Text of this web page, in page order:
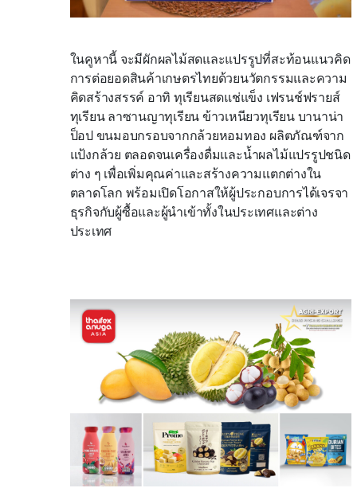
ในคูหานี้ จะมีผักผลไม้สดและแปรรูปที่สะท้อนแนวคิด
การต่อยอดสินค้าเกษตรไทยด้วยนวัตกรรมและความ
คิดสร้างสรรค์ อาทิ ทุเรียนสดแช่แข็ง เฟรนช์ฟรายส์
ทุเรียน ลาซานญาทุเรียน ข้าวเหนียวทุเรียน บานาน่า
ป็อป ขนมอบกรอบจากกล้วยหอมทอง ผลิตภัณฑ์จาก
แป้งกล้วย ตลอดจนเครื่องดื่มและน้ำผลไม้แปรรูปชนิด
ต่าง ๆ เพื่อเพิ่มคุณค่าและสร้างความแตกต่างใน
ตลาดโลก พร้อมเปิดโอกาสให้ผู้ประกอบการได้เจรจา
ธุรกิจกับผู้ซื้อและผู้นำเข้าทั้งในประเทศและต่าง
ประเทศ